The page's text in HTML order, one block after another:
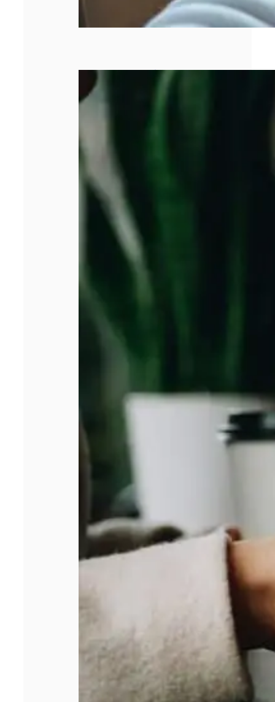
Pourquoi la
gestion de la